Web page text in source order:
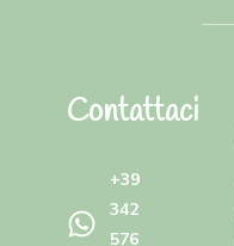
Contattaci
+39
342
576